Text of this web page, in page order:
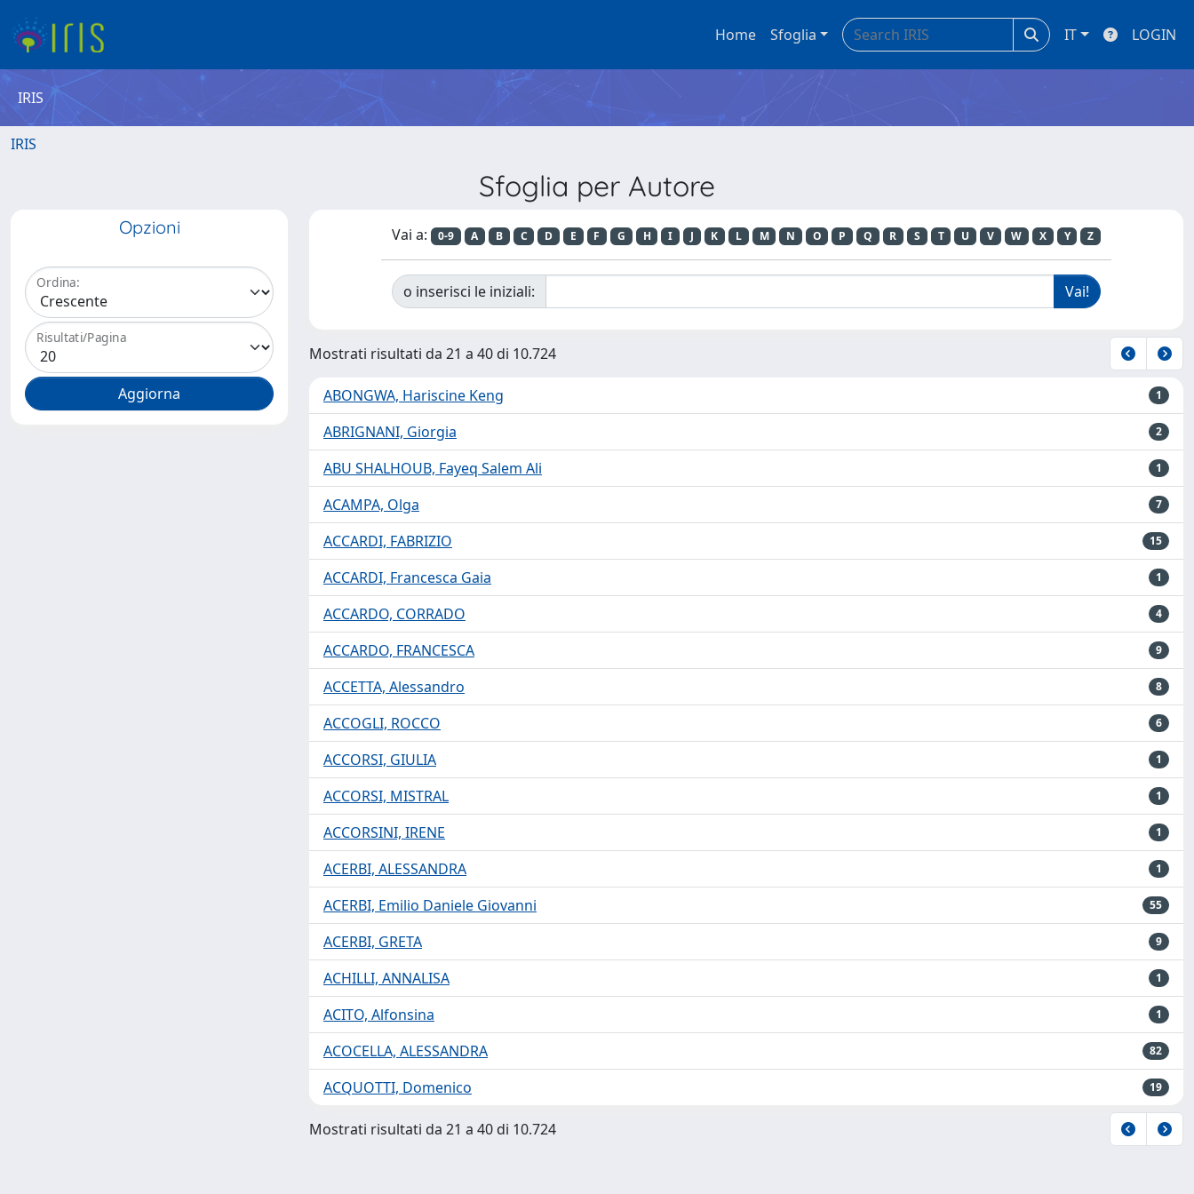
Home Sfoglia IT LOGIN
IRIS
IRIS
Sfoglia per Autore
Opzioni
Ordina:
Risultati/Pagina
Vai a: 0-9 A B C D E F G H I J K L M N O P Q R S T U V W X Y Z
o inserisci le iniziali:
Mostrati risultati da 21 a 40 di 10.724
ABONGWA, Hariscine Keng 1
ABRIGNANI, Giorgia 2
ABU SHALHOUB, Fayeq Salem Ali 1
ACAMPA, Olga 7
ACCARDI, FABRIZIO 15
ACCARDI, Francesca Gaia 1
ACCARDO, CORRADO 4
ACCARDO, FRANCESCA 9
ACCETTA, Alessandro 8
ACCOGLI, ROCCO 6
ACCORSI, GIULIA 1
ACCORSI, MISTRAL 1
ACCORSINI, IRENE 1
ACERBI, ALESSANDRA 1
ACERBI, Emilio Daniele Giovanni 55
ACERBI, GRETA 9
ACHILLI, ANNALISA 1
ACITO, Alfonsina 1
ACOCELLA, ALESSANDRA 82
ACQUOTTI, Domenico 19
Mostrati risultati da 21 a 40 di 10.724